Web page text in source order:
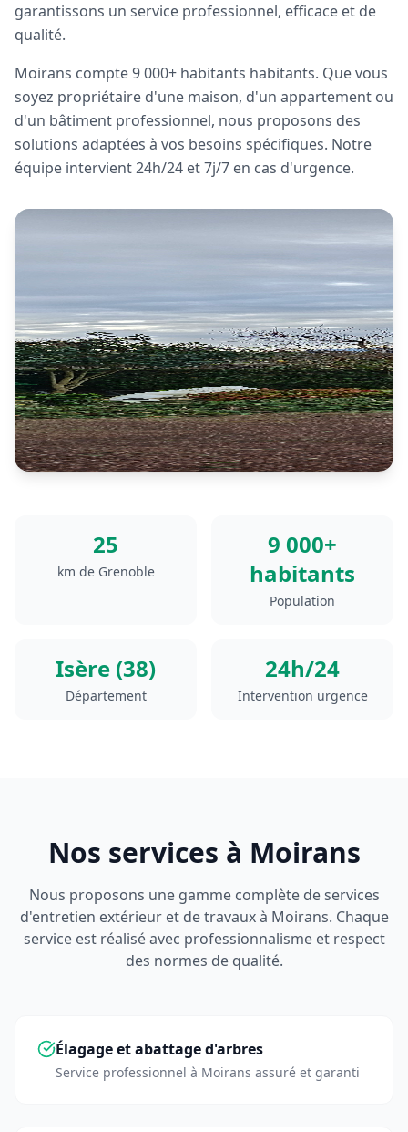
garantissons un service professionnel, efficace et de
qualité.
Moirans compte9 000+ habitants habitants. Que vous
soyez propriétaire d'une maison, d'un appartement ou
d'un bâtiment professionnel, nous proposons des
solutions adaptées à vos besoins spécifiques. Notre
équipe intervient 24h/24 et 7j/7 en cas d'urgence.
25
km de Grenoble
9 000+
habitants
Population
Isère (38)
Département
24h/24
Intervention urgence
Nos services à Moirans
Nous proposons une gamme complète de services
d'entretien extérieur et de travaux à Moirans. Chaque
service est réalisé avec professionnalisme et respect
des normes de qualité.
Élagage et abattage d'arbres
Service professionnel à Moirans assuré et garanti